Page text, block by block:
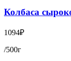
Колбаса
1094₽
/500г